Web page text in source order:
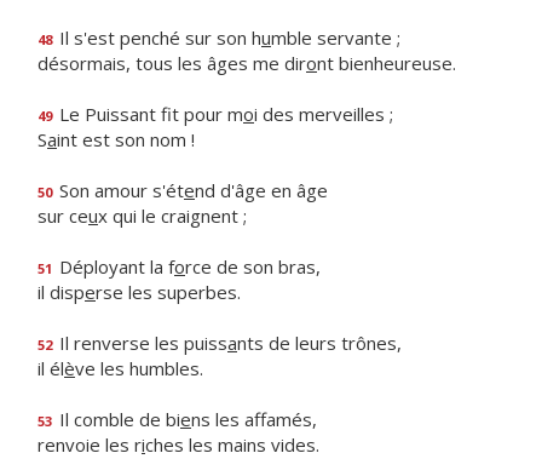
48 Il s'est penché sur son humble servante ;
désormais, tous les âges me diront bienheureuse.
49 Le Puissant fit pour moi des merveilles ;
Saint est son nom !
50 Son amour s'étend d'âge en âge
sur ceux qui le craignent ;
51 Déployant la force de son bras,
il disperse les superbes.
52 Il renverse les puissants de leurs trônes,
il élève les humbles.
53 Il comble de biens les affamés,
renvoie les riches les mains vides.